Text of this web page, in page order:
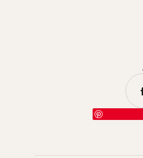
Por espacio exterior